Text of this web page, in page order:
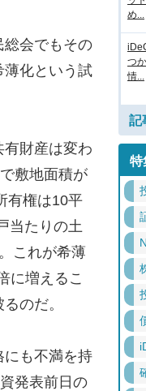
会でもその
薄化という試
財産は変わ
敷地面積が
有権は10平
当たりの土
これが希薄
に増えるこ
のだ。
も不満を持
発表前日の
め...
つ
情...
記
特